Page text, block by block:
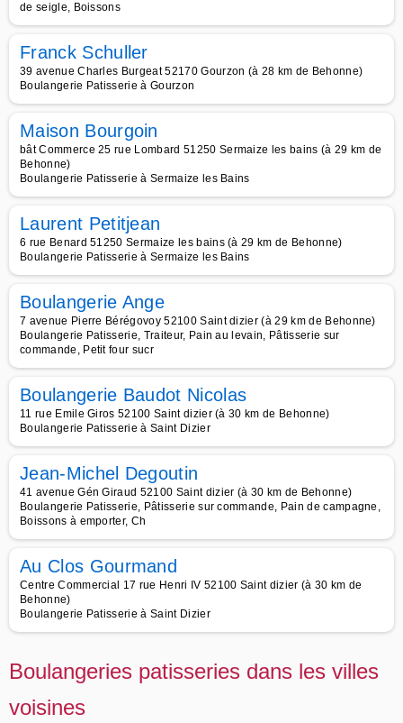
de seigle, Boissons
Franck Schuller
39 avenue Charles Burgeat 52170 Gourzon (à 28 km de Behonne)
Boulangerie Patisserie à Gourzon
Maison Bourgoin
bât Commerce 25 rue Lombard 51250 Sermaize les bains (à 29 km de
Behonne)
Boulangerie Patisserie à Sermaize les Bains
Laurent Petitjean
6 rue Benard 51250 Sermaize les bains (à 29 km de Behonne)
Boulangerie Patisserie à Sermaize les Bains
Boulangerie Ange
7 avenue Pierre Bérégovoy 52100 Saint dizier (à 29 km de Behonne)
Boulangerie Patisserie, Traiteur, Pain au levain, Pâtisserie sur
commande, Petit four sucr
Boulangerie Baudot Nicolas
11 rue Emile Giros 52100 Saint dizier (à 30 km de Behonne)
Boulangerie Patisserie à Saint Dizier
Jean-Michel Degoutin
41 avenue Gén Giraud 52100 Saint dizier (à 30 km de Behonne)
Boulangerie Patisserie, Pâtisserie sur commande, Pain de campagne,
Boissons à emporter, Ch
Au Clos Gourmand
Centre Commercial 17 rue Henri IV 52100 Saint dizier (à 30 km de
Behonne)
Boulangerie Patisserie à Saint Dizier
Boulangeries patisseries dans les villes
voisines